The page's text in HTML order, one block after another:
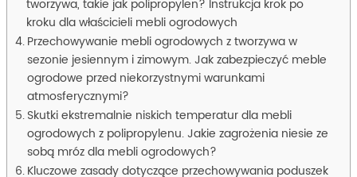
tworzywa, takie jak polipropylen? Instrukcja krok po
kroku dla właścicieli mebli ogrodowych
Przechowywanie mebli ogrodowych z tworzywa w
sezonie jesiennym i zimowym. Jak zabezpieczyć meble
ogrodowe przed niekorzystnymi warunkami
atmosferycznymi?
Skutki ekstremalnie niskich temperatur dla mebli
ogrodowych z polipropylenu. Jakie zagrożenia niesie ze
sobą mróz dla mebli ogrodowych?
Kluczowe zasady dotyczące przechowywania poduszek